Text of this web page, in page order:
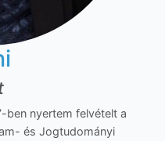
ben nyertem felvételt a
és Jogtudományi